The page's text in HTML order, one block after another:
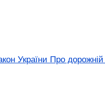
України Про